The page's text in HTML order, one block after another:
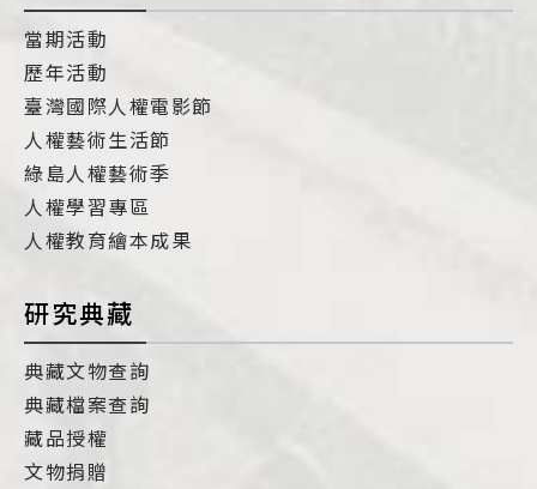
當期活動
歷年活動
臺灣國際人權電影節
人權藝術生活節
綠島人權藝術季
人權學習專區
人權教育繪本成果
研究典藏
典藏文物查詢
典藏檔案查詢
藏品授權
文物捐贈